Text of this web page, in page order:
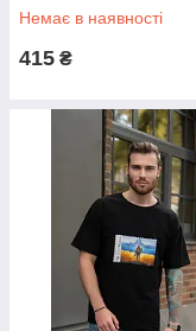
Немає в наявності
415 ₴